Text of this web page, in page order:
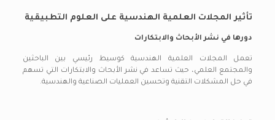
تأثير المجلات العلمية الهندسية على العلوم التطبيقية
دورها في نشر الأبحاث والابتكارات
تعمل المجلات العلمية الهندسية كوسيط رئيسي بين الباحثين
والمجتمع العلمي، حيث تساعد في نشر الأبحاث والابتكارات التي تسهم
في حل المشكلات التقنية وتحسين العمليات الصناعية والهندسية.